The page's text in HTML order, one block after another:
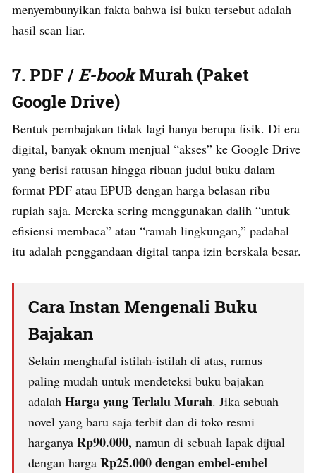
menyembunyikan fakta bahwa isi buku tersebut adalah
hasil scan liar.
7. PDF /E-bookMurah (Paket
Google Drive)
Bentuk pembajakan tidak lagi hanya berupa fisik. Di era
digital, banyak oknum menjual “akses” ke Google Drive
yang berisi ratusan hingga ribuan judul buku dalam
format PDF atau EPUB dengan harga belasan ribu
rupiah saja. Mereka sering menggunakan dalih “untuk
efisiensi membaca” atau “ramah lingkungan,” padahal
itu adalah penggandaan digital tanpa izin berskala besar.
Cara Instan Mengenali Buku
Bajakan
Selain menghafal istilah-istilah di atas, rumus
paling mudah untuk mendeteksi buku bajakan
adalah Harga yang Terlalu Murah. Jika sebuah
novel yang baru saja terbit dan di toko resmi
harganya Rp90.000, namun di sebuah lapak dijual
dengan harga Rp25.000 dengan embel-embel